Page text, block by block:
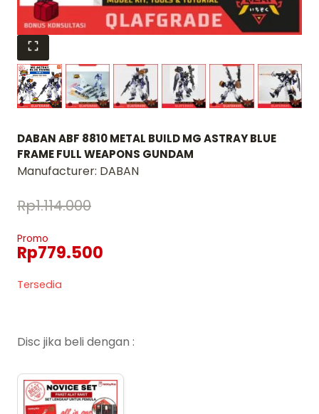
DABAN ABF 8810 METAL BUILD MG ASTRAY BLUE
FRAME FULL WEAPONS GUNDAM
Manufacturer: DABAN
Rp1.114.000
Promo
Rp779.500
Tersedia
Disc jika beli dengan :